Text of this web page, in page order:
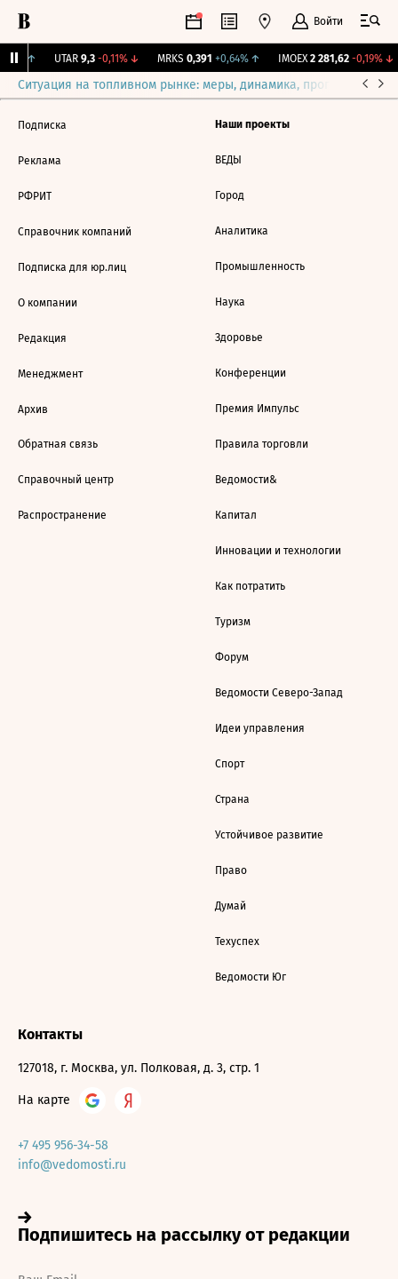
Войти
↑ UTAR 9,3 -0,11%↓ MRKS 0,391 +0,64%↑ IMOEX 2 281,62 -0,19%↓
Ситуация на топливном рынке: меры, динамика, прогнозы
Подписка
Реклама
РФРИТ
Справочник компаний
Подписка для юр.лиц
О компании
Редакция
Менеджмент
Архив
Обратная связь
Справочный центр
Распространение
Наши проекты
ВЕДЫ
Город
Аналитика
Промышленность
Наука
Здоровье
Конференции
Премия Импульс
Правила торговли
Ведомости&
Капитал
Инновации и технологии
Как потратить
Туризм
Форум
Ведомости Северо-Запад
Идеи управления
Спорт
Страна
Устойчивое развитие
Право
Думай
Техуспех
Ведомости Юг
Контакты
127018, г. Москва, ул. Полковая, д. 3, стр. 1
На карте
+7 495 956-34-58
info@vedomosti.ru